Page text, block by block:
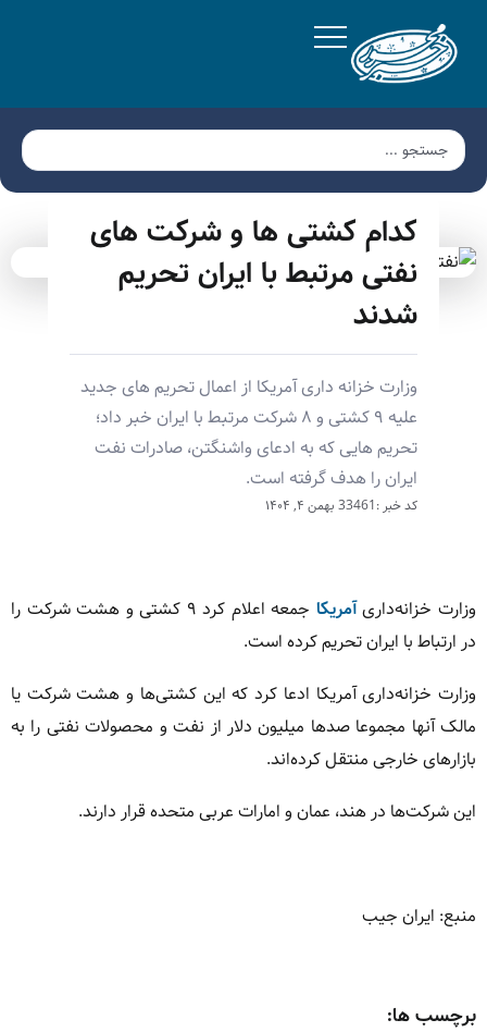
کدام کشتی ها و شرکت های
نفتی مرتبط با ایران تحریم
شدند
وزارت خزانه داری آمریکا از اعمال تحریم های جدید
علیه ۹ کشتی و ۸ شرکت مرتبط با ایران خبر داد؛
تحریم هایی که به ادعای واشنگتن، صادرات نفت
ایران را هدف گرفته است.
کد خبر :33461 بهمن ۴, ۱۴۰۴
وزارت خزانه‌داریآمریکا
جمعه اعلام کرد ۹ کشتی و هشت شرکت را
در ارتباط با ایران تحریم کرده است.
وزارت خزانه‌داری آمریکا ادعا کرد که این کشتی‌ها و هشت شرکت یا
مالک آنها مجموعا صدها میلیون دلار از نفت و محصولات نفتی را به
بازارهای خارجی منتقل کرده‌اند.
این شرکت‌ها در هند، عمان و امارات عربی متحده قرار دارند.
منبع: ایران جیب
برچسب ها: